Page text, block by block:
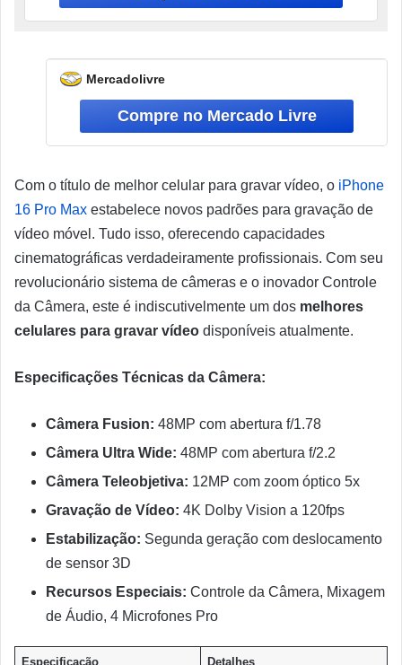
Mercadolivre
Com o título de melhor celular para gravar vídeo, o iPhone
16 Pro Max estabelece novos padrões para gravação de
vídeo móvel. Tudo isso, oferecendo capacidades
cinematográficas verdadeiramente profissionais. Com seu
revolucionário sistema de câmeras e o inovador Controle
da Câmera, este é indiscutivelmente um dos melhores
celulares para gravar vídeo disponíveis atualmente.
Especificações Técnicas da Câmera:
Câmera Fusion: 48MP com abertura f/1.78
Câmera Ultra Wide: 48MP com abertura f/2.2
Câmera Teleobjetiva: 12MP com zoom óptico 5x
Gravação de Vídeo: 4K Dolby Vision a 120fps
Estabilização: Segunda geração com deslocamento
de sensor 3D
Recursos Especiais: Controle da Câmera, Mixagem
de Áudio, 4 Microfones Pro
Especificação Detalhes